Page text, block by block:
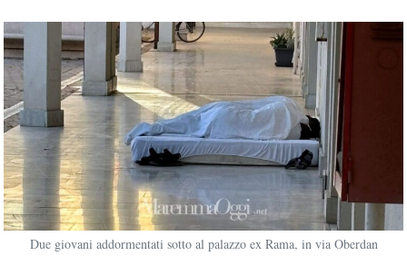
Due giovani addormentati sotto al palazzo ex Rama, in via Oberdan